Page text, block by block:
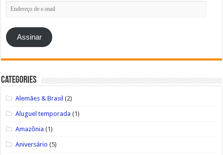
Endereço
de
mail
Assinar
Categories
Alemães & Brasil (2)
Aluguel temporada (1)
Amazônia (1)
Aniversário (5)